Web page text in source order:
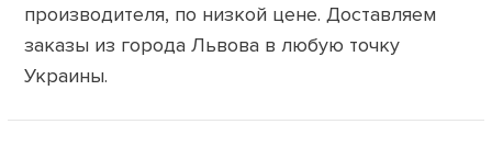
производителя, по низкой цене. Доставляем
заказы из города Львова в любую точку
Украины.